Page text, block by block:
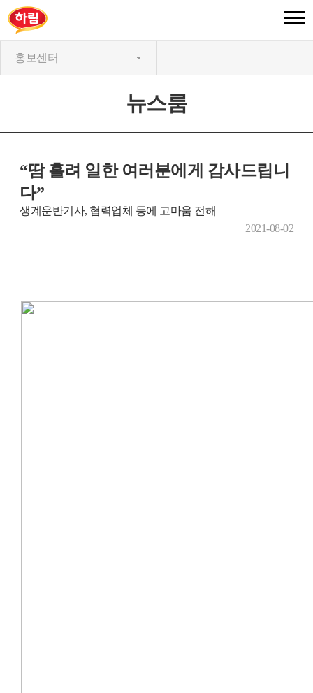
홍보센터
뉴스룸
“땀 흘려 일한 여러분에게 감사드립니
다”
생계운반기사, 협력업체 등에 고마움 전해
2021-08-02